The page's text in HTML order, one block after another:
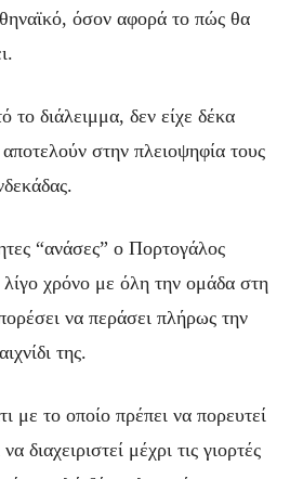
όσον αφορά το πώς θα
το διάλειμμα, δεν είχε δέκα
αποτελούν στην πλειοψηφία τους
“ανάσες” ο Πορτογάλος
λίγο χρόνο με όλη την ομάδα στη
να περάσει πλήρως την
της.
με το οποίο πρέπει να πορευτεί
διαχειριστεί μέχρι τις γιορτές